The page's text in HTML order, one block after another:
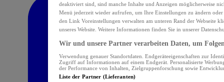
deaktiviert sind, sind manche Inhalte und Anzeigen möglicherweise
Menü jederzeit wieder aufrufen, um Ihre Einstellungen zu ändern
den Link Voreinstellungen verwalten am unteren Rand der Webseite
unseres Website. Weitere Informationen finden Sie in unserer
Wir und unsere Partner verarbeiten Daten, um
Verwendung genauer Standortdaten. Endgeräteeigenschaften zur
Zugriff auf Informationen auf einem Endgerät. Personalisierte
der Performance von Inhalten, Zielgruppenforschung sowie
Liste der Partner (Lieferanten)